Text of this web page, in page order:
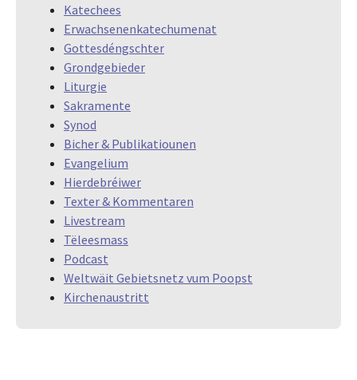
Katechees
Erwachsenenkatechumenat
Gottesdéngschter
Grondgebieder
Liturgie
Sakramente
Synod
Bicher & Publikatiounen
Evangelium
Hierdebréiwer
Texter & Kommentaren
Livestream
Tëleesmass
Podcast
Weltwäit Gebietsnetz vum Poopst
Kirchenaustritt